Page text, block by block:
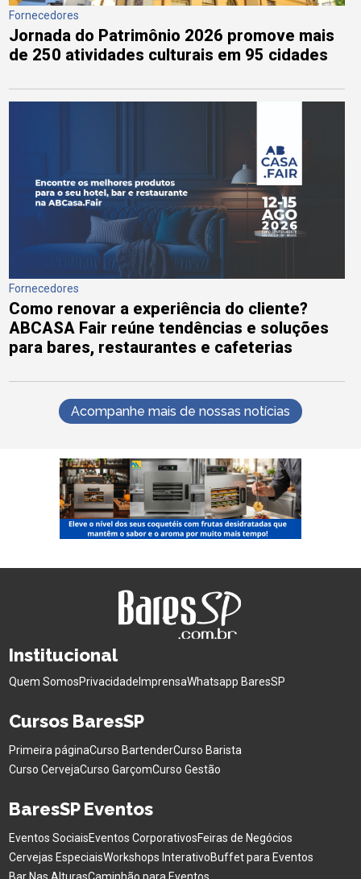
Fornecedores
Jornada do Patrimônio 2026 promove mais
de 250 atividades culturais em 95 cidades
Fornecedores
Como renovar a experiência do cliente?
ABCASA Fair reúne tendências e soluções
para bares, restaurantes e cafeterias
Acompanhe mais de nossas notícias
Institucional
Quem SomosPrivacidade ImprensaWhatsapp BaresSP
Cursos BaresSP
Primeira páginaCurso BartenderCurso Barista
Curso CervejaCurso GarçomCurso Gestão
BaresSP Eventos
Eventos SociaisEventos CorporativosFeiras de Negócios
Cervejas EspeciaisWorkshops InterativoBuffet para Eventos